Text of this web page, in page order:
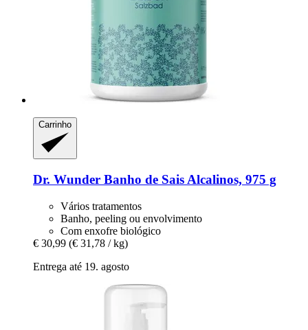
Carrinho
Dr. Wunder Banho de Sais Alcalinos, 975 g
Vários tratamentos
Banho, peeling ou envolvimento
Com enxofre biológico
€ 30,99 (€ 31,78 / kg)
Entrega até 19. agosto